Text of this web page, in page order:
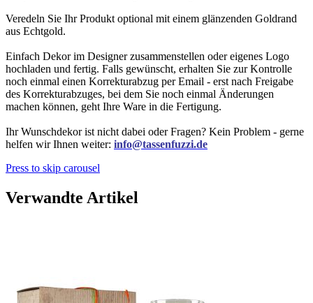
Veredeln Sie Ihr Produkt optional mit einem glänzenden Goldrand
aus Echtgold.
Einfach Dekor im Designer zusammenstellen oder eigenes Logo
hochladen und fertig. Falls gewünscht, erhalten Sie zur Kontrolle
noch einmal einen Korrekturabzug per Email - erst nach Freigabe
des Korrekturabzuges, bei dem Sie noch einmal Änderungen
machen können, geht Ihre Ware in die Fertigung.
Ihr Wunschdekor ist nicht dabei oder Fragen? Kein Problem - gerne
helfen wir Ihnen weiter: info@tassenfuzzi.de
Press to skip carousel
Verwandte Artikel